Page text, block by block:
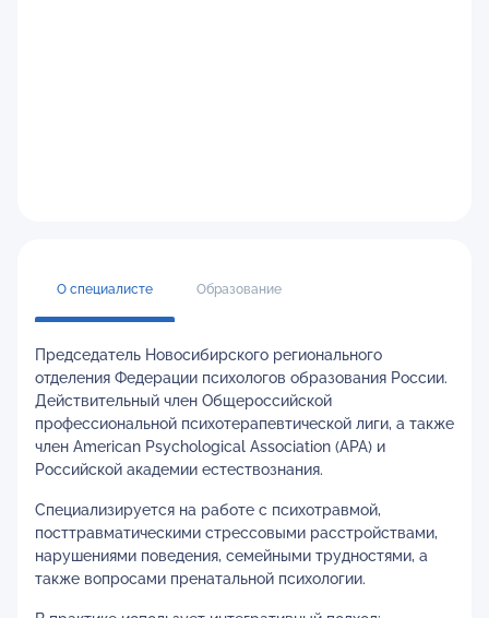
О специалисте Образование
Председатель Новосибирского регионального
отделения Федерации психологов образования России.
Действительный член Общероссийской
профессиональной психотерапевтической лиги, а также
член American Psychological Association (APA) и
Российской академии естествознания.
Специализируется на работе с психотравмой,
посттравматическими стрессовыми расстройствами,
нарушениями поведения, семейными трудностями, а
также вопросами пренатальной психологии.